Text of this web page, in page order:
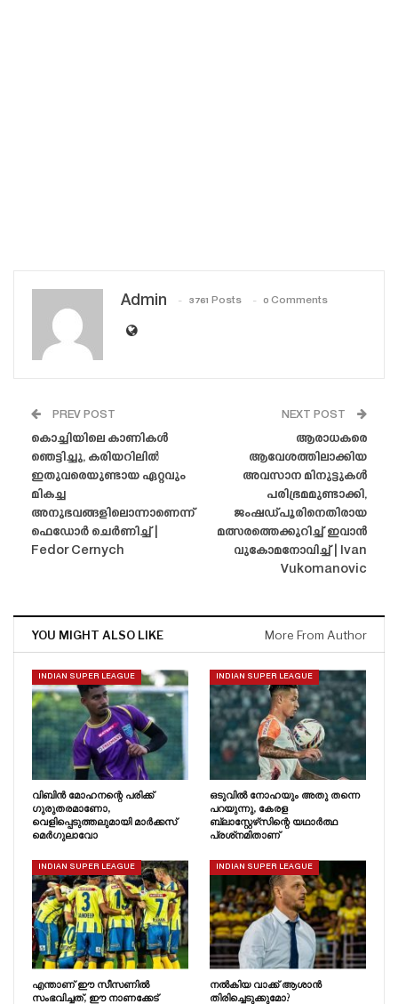
Admin 3761 Posts 0 Comments
PREV POST
കൊച്ചിയിലെ കാണികൾ
ഞെട്ടിച്ചു, കരിയറിലിൽ
ഇതുവരെയുണ്ടായ ഏറ്റവും
മികച്ച
അനുഭവങ്ങളിലൊന്നാണെന്ന്
ഫെഡോർ ചെർണിച്ച് |
Fedor Cernych
NEXT POST
ആരാധകരെ
ആവേശത്തിലാക്കിയ
അവസാന മിനുട്ടുകൾ
പരിഭ്രമമുണ്ടാക്കി,
ജംഷഡ്‌പൂരിനെതിരായ
മത്സരത്തെക്കുറിച്ച് ഇവാൻ
വുകോമനോവിച്ച് | Ivan
Vukomanovic
YOU MIGHT ALSO LIKE More From Author
INDIAN SUPER LEAGUE
വിബിൻ മോഹനന്റെ പരിക്ക്
ഗുരുതരമാണോ,
വെളിപ്പെടുത്തലുമായി മാർക്കസ്
മെർഗുലാവോ
INDIAN SUPER LEAGUE
ഒടുവിൽ നോഹയും അതു തന്നെ
പറയുന്നു, കേരള
ബ്ലാസ്റ്റേഴ്‌സിന്റെ യഥാർത്ഥ
പ്രശ്‌നമിതാണ്
INDIAN SUPER LEAGUE
എന്താണ് ഈ സീസണിൽ
സംഭവിച്ചത്, ഈ നാണക്കേട്
INDIAN SUPER LEAGUE
നൽകിയ വാക്ക് ആശാൻ
തിരിച്ചെടുക്കുമോ?